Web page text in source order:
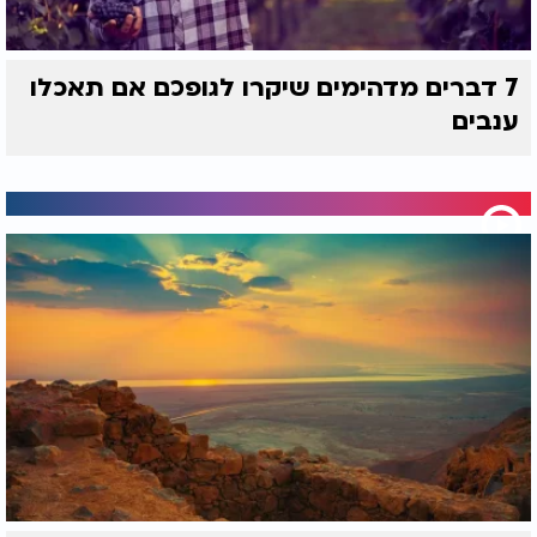
על הכבד, להפחית דלקות ולהאט נזקים מתמשכים.
בנוסף, הוא עשוי לסייע בהפחתת הצטברות שומן בכבד.
גם תה ללא סוכר נחשב למשקה מומלץ בזכות הרכיבים
המועילים שהוא מכיל. אפשרות נוספת היא משקה
לעומת זאת, מיץ פירות אינו מומלץ כפי שרבים נוטים
לחשוב.
"מיץ פירות הוא אחד מאותם דברים שנשמעים בריאים
באופן טבעי משום שהם מגיעים מפירות, אך מנקודת
מבט של בריאות הכבד התשובה מורכבת יותר", אמרה
ד"ר קייס.
לדבריה, מיצי פירות אינם מכילים את הסיבים
התזונתיים המצויים בפרי השלם ועלולים לגרום לעלייה
מהירה ברמות הסוכר בדם. לכן עדיף לאכול את הפרי
עצמו ולא לשתות אותו כמיץ.
7 דברים מדהימים שיקרו לגופכם אם תאכלו
ענבים